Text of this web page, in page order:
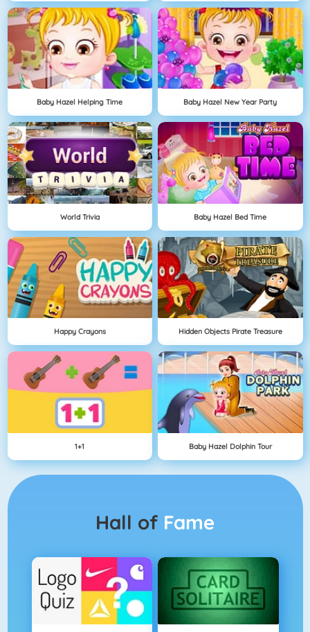
Baby Hazel Helping Time Baby Hazel New Year Party
World Trivia Baby Hazel Bed Time
Happy Crayons Hidden Objects Pirate Treasure
1+1 Baby Hazel Dolphin Tour
Hall of Fame